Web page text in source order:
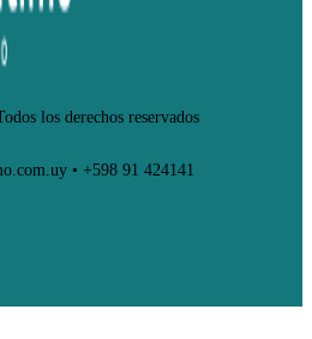
los derechos reservados
• +598 91 424141